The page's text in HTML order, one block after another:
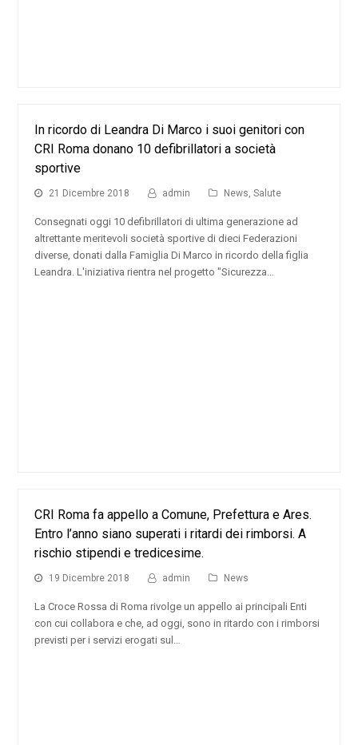
In ricordo di Leandra Di Marco i suoi genitori con
CRI Roma donano 10 defibrillatori a società
sportive
21 Dicembre 2018 admin News, Salute
Consegnati oggi 10 defibrillatori di ultima generazione ad
altrettante meritevoli società sportive di dieci Federazioni
diverse, donati dalla Famiglia Di Marco in ricordo della figlia
Leandra. L'iniziativa rientra nel progetto "Sicurezza…
CRI Roma fa appello a Comune, Prefettura e Ares.
Entro l’anno siano superati i ritardi dei rimborsi. A
rischio stipendi e tredicesime.
19 Dicembre 2018 admin News
La Croce Rossa di Roma rivolge un appello ai principali Enti
con cui collabora e che, ad oggi, sono in ritardo con i rimborsi
previsti per i servizi erogati sul…